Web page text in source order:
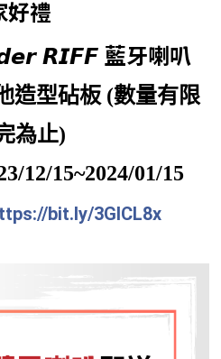
好禮
𝙍𝙄𝙁𝙁 藍牙喇叭
造型砧板 (數量有限
為止)
12/15~2024/01/15
bit.ly/3GICL8x